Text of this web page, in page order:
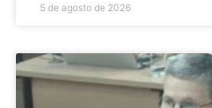
5 de agosto de 2026